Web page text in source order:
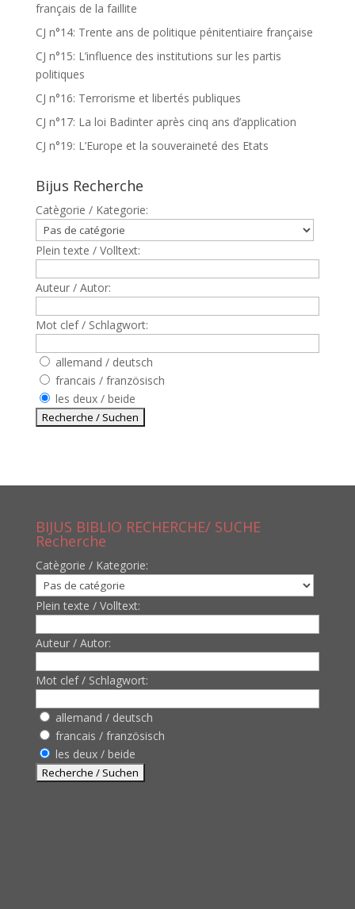
français de la faillite
CJ n°14: Trente ans de politique pénitentiaire française
CJ n°15: L’influence des institutions sur les partis
politiques
CJ n°16: Terrorisme et libertés publiques
CJ n°17: La loi Badinter après cinq ans d’application
CJ n°19: L’Europe et la souveraineté des Etats
Bijus Recherche
Catègorie / Kategorie:
Plein texte / Volltext:
Auteur / Autor:
Mot clef / Schlagwort:
allemand / deutsch
francais / französisch
les deux / beide
BIJUS BIBLIO RECHERCHE/ SUCHE
Recherche
Catègorie / Kategorie:
Plein texte / Volltext:
Auteur / Autor:
Mot clef / Schlagwort:
allemand / deutsch
francais / französisch
les deux / beide